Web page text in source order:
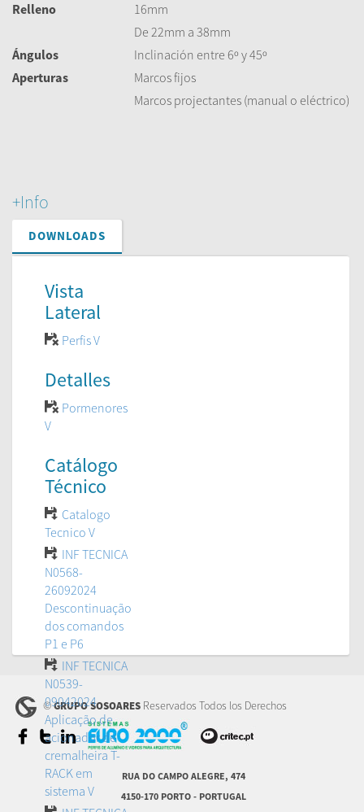
Relleno
16mm
De 22mm a 38mm
Ángulos
Inclinación entre 6º y 45º
Aperturas
Marcos fijos
Marcos projectantes (manual o eléctrico)
+Info
DOWNLOADS
Vista
Lateral
Perfis V
Detalles
Pormenores
V
Catálogo
Técnico
Catalogo
Tecnico V
INF TECNICA
N0568-
26092024
Descontinuação
dos comandos
P1 e P6
INF TECNICA
N0539-
09042024
Aplicação de
acionador de
cremalheira T-
RACK em
sistema V
©GRUPO SOSOARES Reservados Todos los Derechos
RUA DO CAMPO ALEGRE, 474
4150-170 PORTO - PORTUGAL